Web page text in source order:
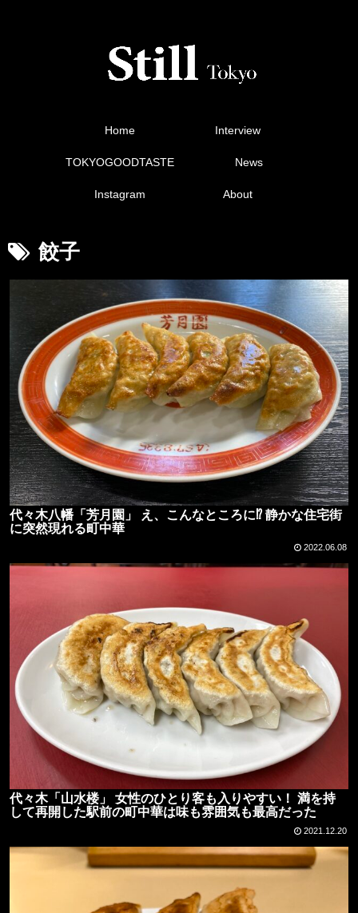
Home Interview
TOKYOGOODTASTE News
Instagram About
餃子
代々木八幡「芳月園」 え、こんなところに⁉︎ 静かな住宅街
に突然現れる町中華
2022.06.08
代々木「山水楼」 女性のひとり客も入りやすい！ 満を持
して再開した駅前の町中華は味も雰囲気も最高だった
2021.12.20